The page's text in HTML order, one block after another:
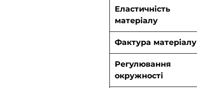
Еластичність
матеріалу
Фактура матеріалу
Регулювання
окружності